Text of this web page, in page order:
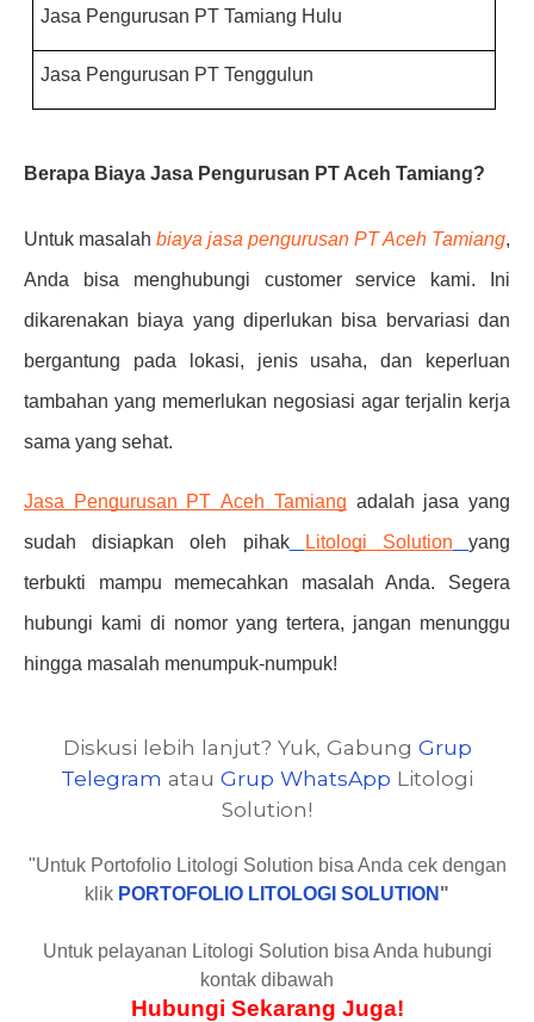
Jasa Pengurusan PT Tamiang Hulu
Jasa Pengurusan PT Tenggulun
Berapa Biaya Jasa Pengurusan PT Aceh Tamiang?
Untuk masalah biaya jasa pengurusan PT Aceh Tamiang,
Anda bisa menghubungi customer service kami. Ini
dikarenakan biaya yang diperlukan bisa bervariasi dan
bergantung pada lokasi, jenis usaha, dan keperluan
tambahan yang memerlukan negosiasi agar terjalin kerja
sama yang sehat.
Jasa Pengurusan PT Aceh Tamiang adalah jasa yang
sudah disiapkan oleh pihak
Litologi Solution
yang
terbukti mampu memecahkan masalah Anda. Segera
hubungi kami di nomor yang tertera, jangan menunggu
hingga masalah menumpuk-numpuk!
Diskusi lebih lanjut? Yuk, Gabung Grup
Telegram atau Grup WhatsApp Litologi
Solution!
"Untuk Portofolio Litologi Solution bisa Anda cek dengan
klik PORTOFOLIO LITOLOGI SOLUTION "
Untuk pelayanan Litologi Solution bisa Anda hubungi
kontak dibawah
Hubungi Sekarang Juga!